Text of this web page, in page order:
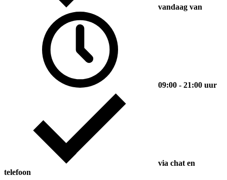
vandaag van
09:00 - 21:00 uur
via chat en
telefoon